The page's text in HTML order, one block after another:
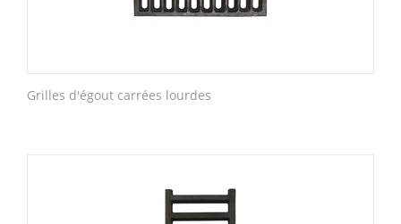
Grilles d'égout carrées lourdes